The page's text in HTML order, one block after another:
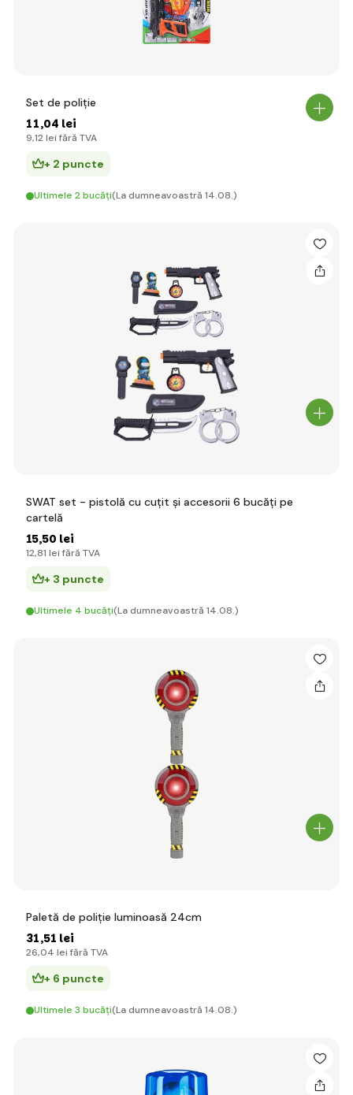
Set de poliție
11,04 lei
9,12 lei fără TVA
+ 2 puncte
Ultimele 2 bucăți(La dumneavoastră 14.08.)
SWAT set - pistolă cu cuțit și accesorii 6 bucăți pe
cartelă
15,50 lei
12,81 lei fără TVA
+ 3 puncte
Ultimele 4 bucăți(La dumneavoastră 14.08.)
Paletă de poliție luminoasă 24cm
31,51 lei
26,04 lei fără TVA
+ 6 puncte
Ultimele 3 bucăți(La dumneavoastră 14.08.)